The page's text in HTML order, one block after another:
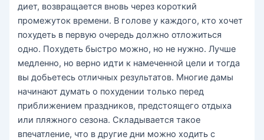
диет, возвращается вновь через короткий
промежуток времени. В голове у каждого, кто хочет
похудеть в первую очередь должно отложиться
одно. Похудеть быстро можно, но не нужно. Лучше
медленно, но верно идти к намеченной цели и тогда
вы добьетесь отличных результатов. Многие дамы
начинают думать о похудении только перед
приближением праздников, предстоящего отдыха
или пляжного сезона. Складывается такое
впечатление, что в другие дни можно ходить с